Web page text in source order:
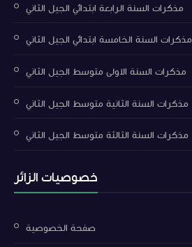
مذكرات السنة الرابعة ابتدائي الجيل الثاني
مذكرات السنة الخامسة ابتدائي الجيل الثاني
مذكرات السنة الاولى متوسط الجيل الثاني
مذكرات السنة الثانية متوسط الجيل الثاني
مذكرات السنة الثالثة متوسط الجيل الثاني
خصوصيات الزائر
صفحة الخصوصية